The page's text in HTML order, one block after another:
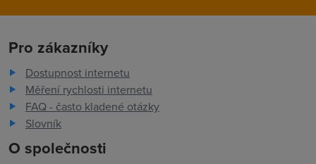
Pro zákazníky
Dostupnost internetu
Měření rychlosti internetu
FAQ - často kladené otázky
Slovník
O společnosti